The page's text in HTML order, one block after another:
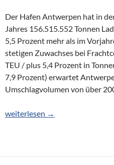
Der Hafen Antwerpen hat in
Jahres 156.515.552 Tonnen
5,5 Prozent mehr als im
stetigen Zuwachses bei
TEU / plus 5,4 Prozent in
7,9 Prozent) erwartet
Umschlagvolumen von über
Antwerpen steuert auf
weiterlesen →